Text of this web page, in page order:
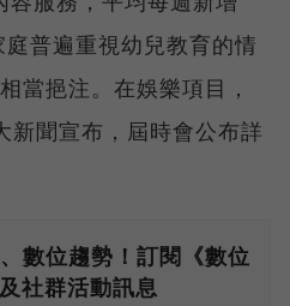
普遍重視幼兒教育的情
當挹注。在娛樂項目，
新聞宣布，屆時會公布詳
數位趨勢！訂閱《數位
社群活動訊息